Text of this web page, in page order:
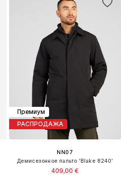
Премиум
РАСПРОДАЖА
NN07
Демисезонное пальто 'Blake 8240'
409,00 €